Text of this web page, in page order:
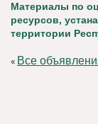
Материалы по
ресурсов,
территории
« Все